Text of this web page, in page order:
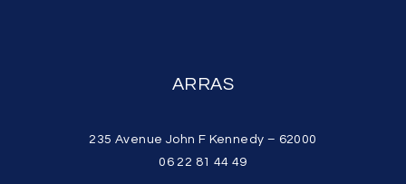
ARRAS
235 Avenue John F Kennedy – 62000
06 22 81 44 49